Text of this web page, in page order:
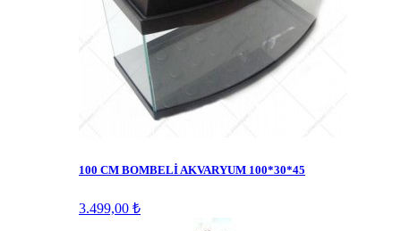
100 CM BOMBELİ AKVARYUM 100*30*45
3.499,00 ₺